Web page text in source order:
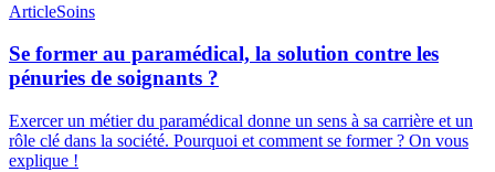
ArticleSoins
Se former au paramédical, la solution contre les
pénuries de soignants ?
Exercer un métier du paramédical donne un sens à sa carrière et un
rôle clé dans la société. Pourquoi et comment se former ? On vous
explique !